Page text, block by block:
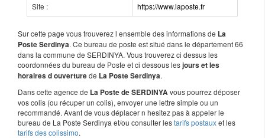
Site : https://www.laposte.fr
Sur cette page vous trouverez l ensemble des informations de La
Poste Serdinya. Ce bureau de poste est situé dans le département 66
dans la commune de SERDINYA. Vous trouverez ci dessus les
coordonnées du bureau de Poste et ci dessous lesjours et les
horaires d ouverturede La Poste Serdinya.
Dans cette agence de La Poste de SERDINYAvous pourrez déposer
vos colis (ou récuper un colis), envoyer une lettre simple ou un
recommandé. Avant de vous déplacer n hesitez pas à appeler le
bureau de La Poste Serdinya et/ou consulter lestarifs postauxet les
tarifs des colissimo.